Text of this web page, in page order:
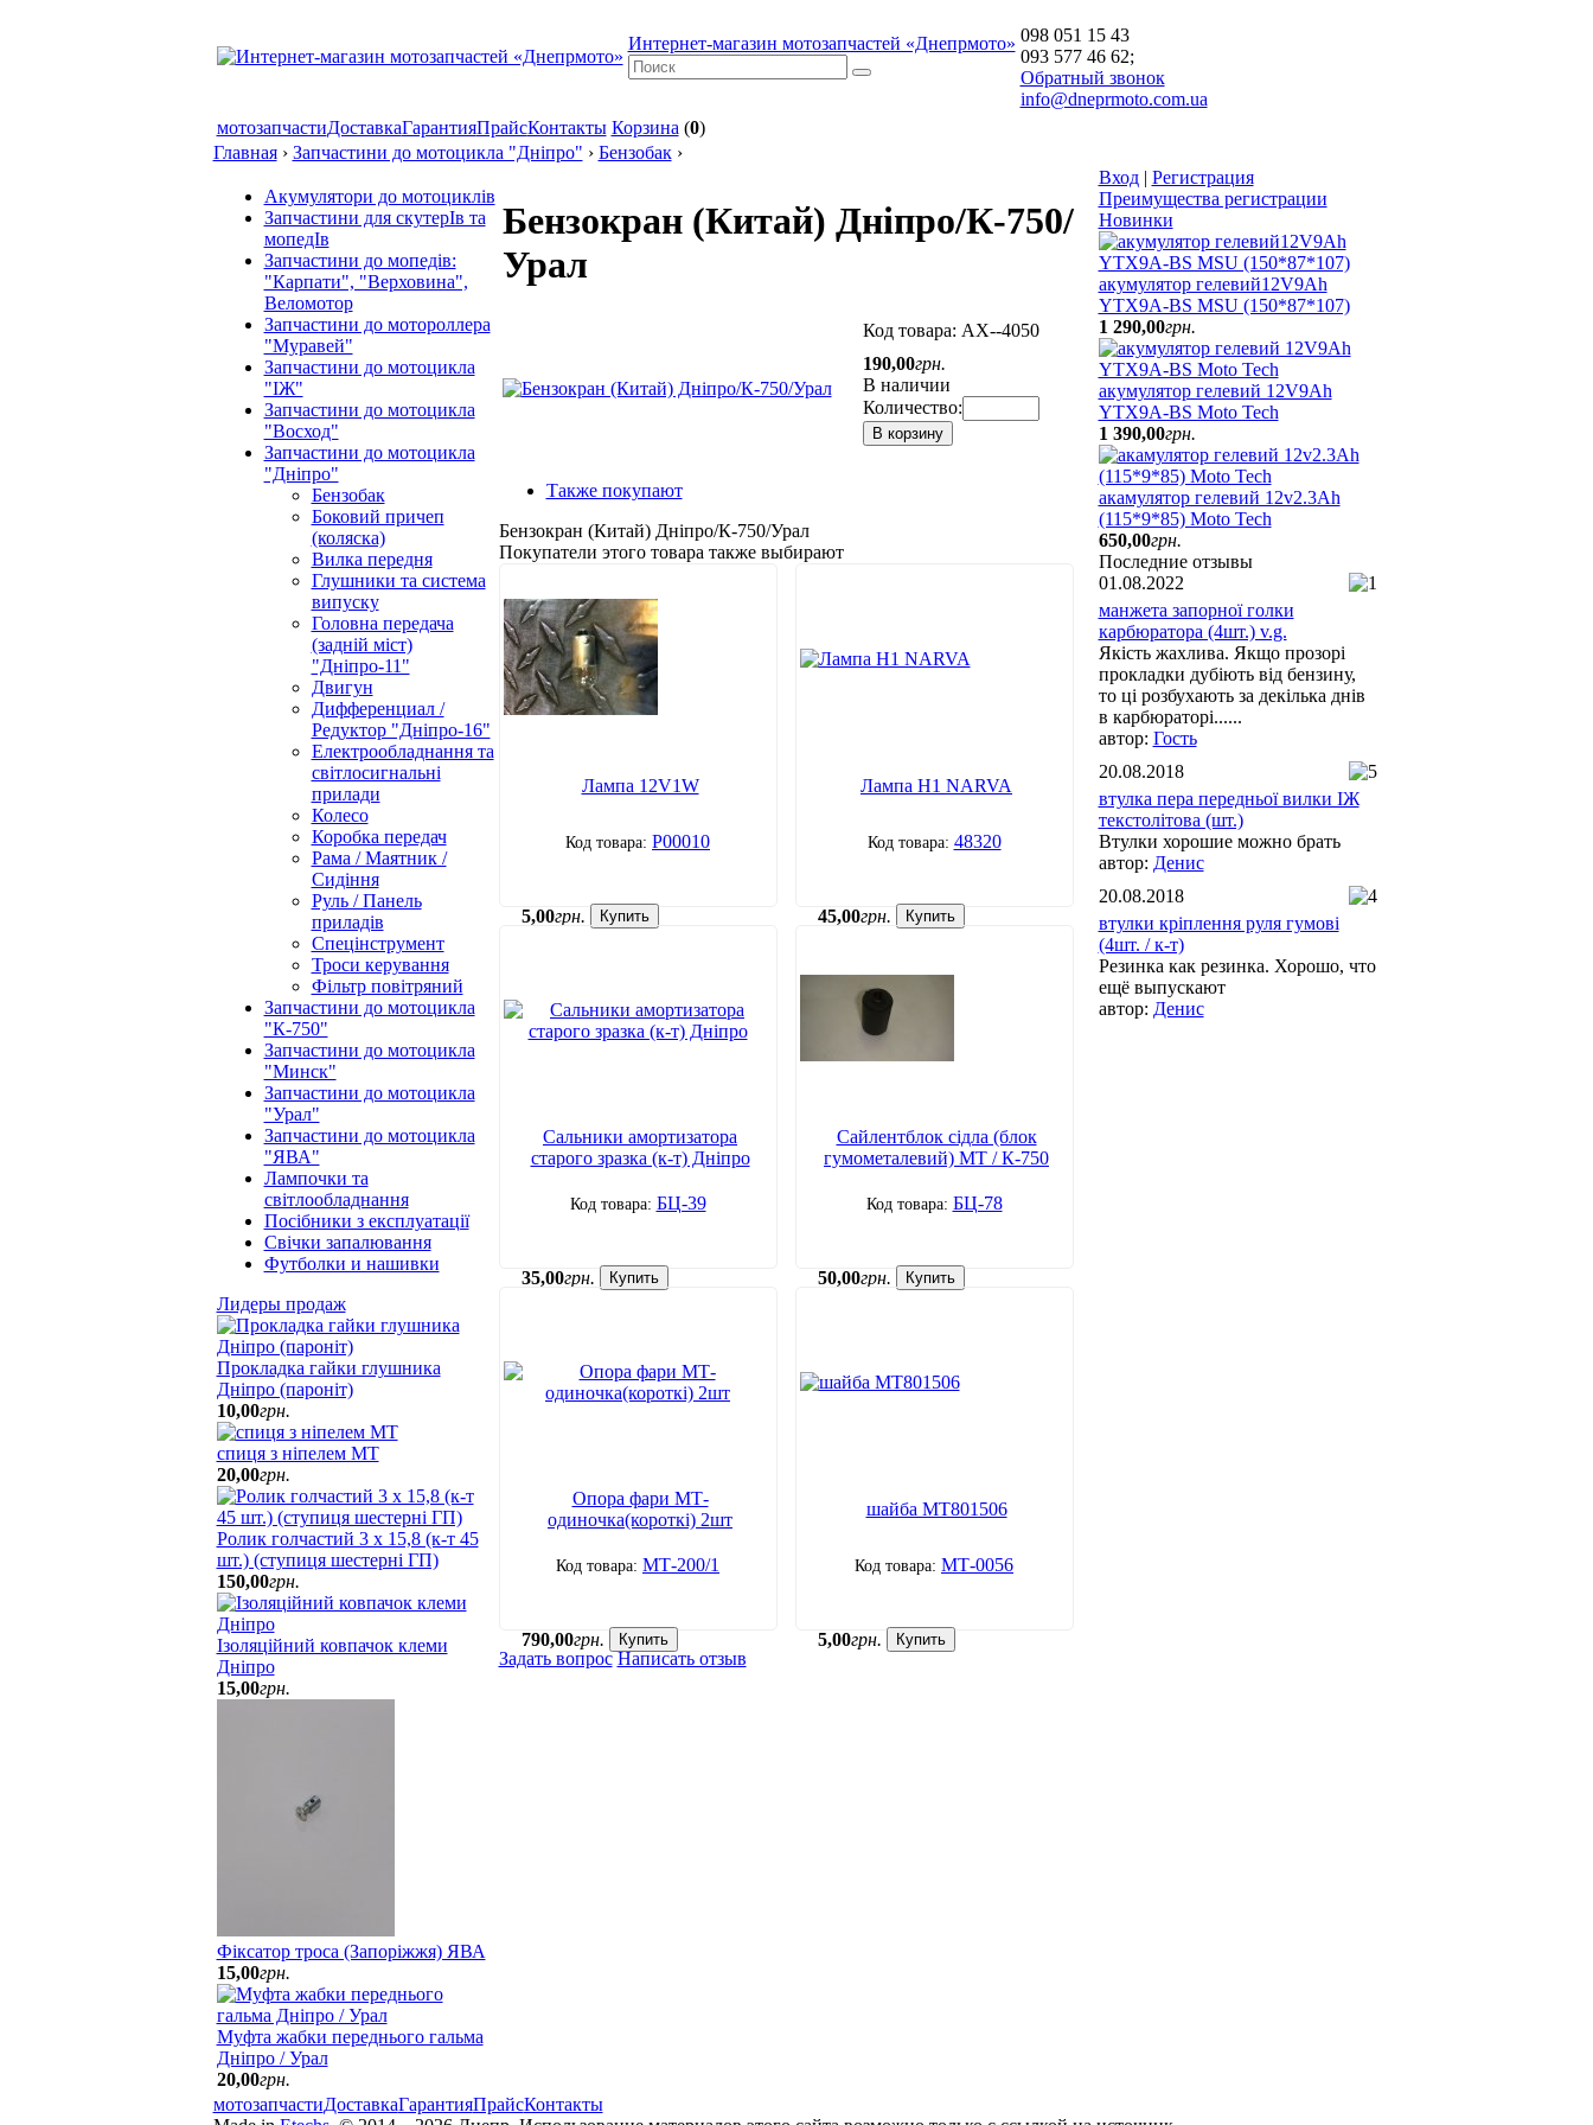
Интернет-магазин мотозапчастей «Днепрмото» 098 051 15 43
093 577 46 62;
Обратный звонок
info@dneprmoto.com.ua
мотозапчастиДоставкаГарантияПрайсКонтакты Корзина (0)
Главная› Запчастини до мотоцикла "Дніпро" › Бензобак›
Бензокран (Китай) Дніпро/К-750/
Урал
Код товара: АХ--4050
190,00грн.
В наличии
Количество:
В корзину
Также покупают
Бензокран (Китай) Дніпро/К-750/Урал
Покупатели этого товара также выбирают
Лампа 12V1W
P00010
5,00грн. Купить
Лампа Н1 NARVA
48320
45,00грн. Купить
Сальники амортизатора
старого зразка (к-т) Дніпро
БЦ-39
35,00грн. Купить
Сайлентблок сідла (блок
гумометалевий) МТ / К-750
БЦ-78
50,00грн. Купить
Опора фари МТ-
одиночка(короткі) 2шт
МТ-200/1
790,00грн. Купить
шайба МТ801506
МТ-0056
5,00грн. Купить
Задать вопрос Написать отзыв
Акумулятори до мотоциклів
Запчастини для скутерІв та
мопедІв
Запчастини до мопедів:
"Карпати", "Верховина",
Веломотор
Запчастини до мотороллера
"Муравей"
Запчастини до мотоцикла
"ІЖ"
Запчастини до мотоцикла
"Восход"
Запчастини до мотоцикла
"Дніпро"
Бензобак
Боковий причеп
(коляска)
Вилка передня
Глушники та система
випуску
Головна передача
(задній міст)
"Дніпро-11"
Двигун
Дифференциал /
Редуктор "Дніпро-16"
Електрообладнання та
світлосигнальні
прилади
Колесо
Коробка передач
Рама / Маятник /
Сидіння
Руль / Панель
приладів
Спецінструмент
Троси керування
Фільтр повітряний
Запчастини до мотоцикла
"К-750"
Запчастини до мотоцикла
"Минск"
Запчастини до мотоцикла
"Урал"
Запчастини до мотоцикла
"ЯВА"
Лампочки та
світлообладнання
Посібники з експлуатації
Свічки запалювання
Футболки и нашивки
Лидеры продаж
Прокладка гайки глушника
Дніпро (пароніт)
10,00грн.
спиця з ніпелем МТ
20,00грн.
Ролик голчастий 3 х 15,8 (к-т 45
шт.) (ступиця шестерні ГП)
150,00грн.
Ізоляційний ковпачок клеми
Дніпро
15,00грн.
Фіксатор троса (Запоріжжя) ЯВА
15,00грн.
Муфта жабки переднього гальма
Дніпро / Урал
20,00грн.
Вход| Регистрация
Преимущества регистрации
Новинки
акумулятор гелевий12V9Ah
YTX9A-BS MSU (150*87*107)
1 290,00грн.
акумулятор гелевий 12V9Ah
YTX9A-BS Moto Tech
1 390,00грн.
акамулятор гелевий 12v2.3Ah
(115*9*85) Moto Tech
650,00грн.
Последние отзывы
01.08.2022
манжета запорної голки
карбюратора (4шт.) v.g.
Якість жахлива. Якщо прозорі
прокладки дубіють від бензину,
то ці розбухають за декілька днів
в карбюраторі......
Гость
20.08.2018
втулка пера передньої вилки ІЖ
текстолітова (шт.)
Втулки хорошие можно брать
Денис
20.08.2018
втулки кріплення руля гумові
(4шт. / к-т)
Резинка как резинка. Хорошо, что
ещё выпускают
Денис
мотозапчастиДоставкаГарантияПрайсКонтакты